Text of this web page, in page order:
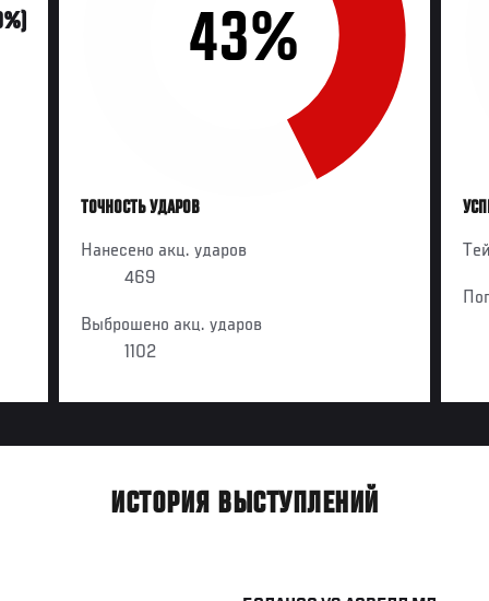
43%
ТОЧНОСТЬ УДАРОВ
Нанесено акц. ударов
469
Выброшено акц. ударов
1102
ИСТОРИЯ ВЫСТУПЛЕНИЙ